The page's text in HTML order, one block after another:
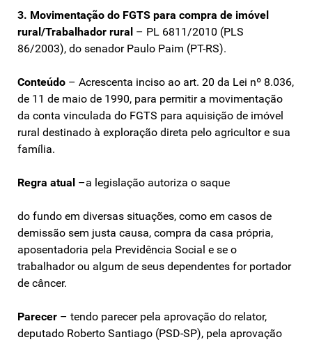
3. Movimentação do FGTS para compra de imóvel
rural/Trabalhador rural – PL 6811/2010 (PLS
86/2003), do senador Paulo Paim (PT-RS).
Conteúdo – Acrescenta inciso ao art. 20 da Lei nº 8.036,
de 11 de maio de 1990, para permitir a movimentação
da conta vinculada do FGTS para aquisição de imóvel
rural destinado à exploração direta pelo agricultor e sua
família.
Regra atual –a legislação autoriza o saque
do fundo em diversas situações, como em casos de
demissão sem justa causa, compra da casa própria,
aposentadoria pela Previdência Social e se o
trabalhador ou algum de seus dependentes for portador
de câncer.
Parecer – tendo parecer pela aprovação do relator,
deputado Roberto Santiago (PSD-SP), pela aprovação